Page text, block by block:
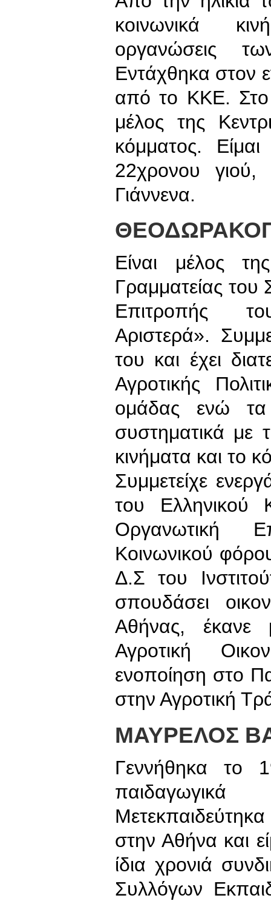
κοινωνικά
οργανώσεις
Εντάχθηκα στον
από το ΚΚΕ. Στο
μέλος της
κόμματος.
22χρονου γιού,
Γιάννενα.
Είναι μέλος
Γραμματείας του
Επιτροπής
Αριστερά».
του και έχει
Αγροτικής
ομάδας ενώ τα
συστηματικά με
κινήματα και το
Συμμετείχε
του Ελληνικού
Οργανωτική
Κοινωνικού
Δ.Σ του
σπουδάσει
Αθήνας, έκανε
Αγροτική
ενοποίηση στο
στην Αγροτική
ΜΑΥΡΕΛΟΣ
Γεννήθηκα το
στην Αθήνα και
ίδια χρονιά
Συλλόγων